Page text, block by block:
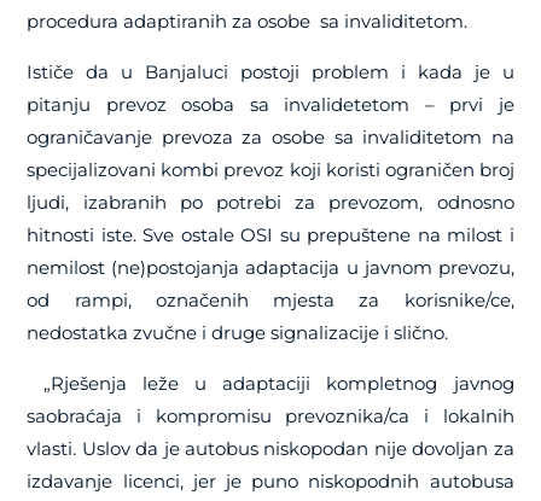
procedura adaptiranih za osobe sa invaliditetom.
Ističe da u Banjaluci postoji problem i kada je u
pitanju prevoz osoba sa invalidetetom – prvi je
ograničavanje prevoza za osobe sa invaliditetom na
specijalizovani kombi prevoz koji koristi ograničen broj
ljudi, izabranih po potrebi za prevozom, odnosno
hitnosti iste. Sve ostale OSI su prepuštene na milost i
nemilost (ne)postojanja adaptacija u javnom prevozu,
od rampi, označenih mjesta za korisnike/ce,
nedostatka zvučne i druge signalizacije i slično.
„Rješenja leže u adaptaciji kompletnog javnog
saobraćaja i kompromisu prevoznika/ca i lokalnih
vlasti. Uslov da je autobus niskopodan nije dovoljan za
izdavanje licenci, jer je puno niskopodnih autobusa